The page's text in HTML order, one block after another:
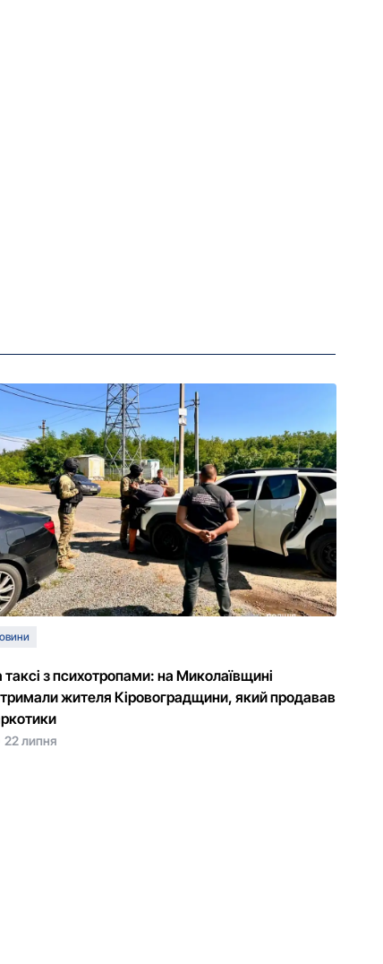
таксі з психотропами: на Миколаївщині
жителя Кіровоградщини, який продавав
22 липня